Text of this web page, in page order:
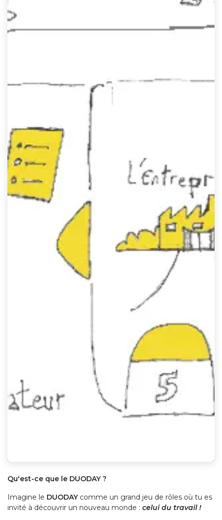
Qu'est-ce que le DUODAY ?
Imagine le DUODAYcomme un grand jeu de rôles où tu es
invité à découvrir un nouveau monde : celui du travail !